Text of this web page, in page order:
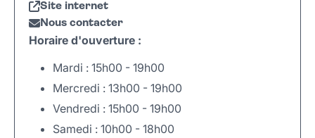
Site internet
Nous contacter
Horaire d'ouverture :
Mardi : 15h00 - 19h00
Mercredi : 13h00 - 19h00
Vendredi : 15h00 - 19h00
Samedi : 10h00 - 18h00